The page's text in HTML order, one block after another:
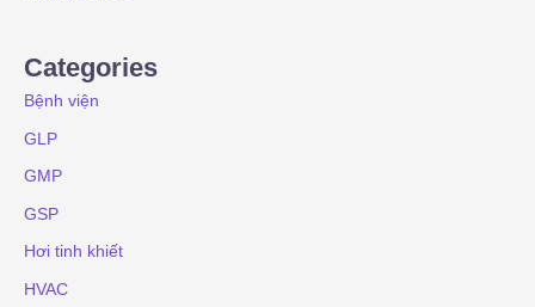
Categories
Bệnh viện
GLP
GMP
GSP
Hơi tinh khiết
HVAC